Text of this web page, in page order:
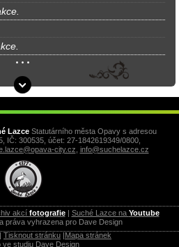
Lazce Statutárního města Opavy s adresou
IČ: 300535, účet: 27-1842619349/0800,
city.cz info@suchelazce.cz
akcí fotografie| Suché Lazce na Youtube
práva vyhrazena pro Dave Design
| Tisknout stránku |Mapa stránek
ve studiu Dave Design